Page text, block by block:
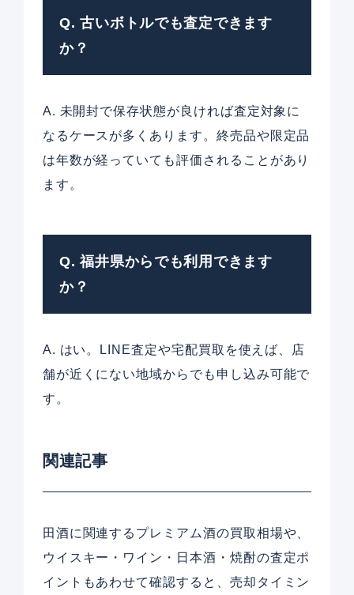
Q. 古いボトルでも査定できます
か？
A. 未開封で保存状態が良ければ査定対象に
なるケースが多くあります。終売品や限定品
は年数が経っていても評価されることがあり
ます。
Q. 福井県からでも利用できます
か？
A. はい。LINE査定や宅配買取を使えば、店
舗が近くにない地域からでも申し込み可能で
す。
関連記事
田酒に関連するプレミアム酒の買取相場や、
ウイスキー・ワイン・日本酒・焼酎の査定ポ
イントもあわせて確認すると、売却タイミン